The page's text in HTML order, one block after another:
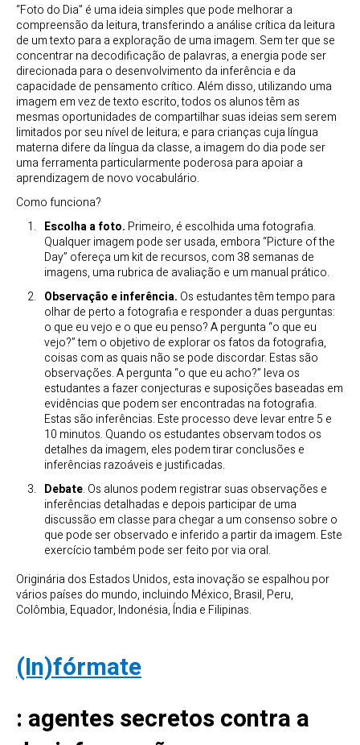
“Foto do Dia” é uma ideia simples que pode melhorar a
compreensão da leitura, transferindo a análise crítica da leitura
de um texto para a exploração de uma imagem. Sem ter que se
concentrar na decodificação de palavras, a energia pode ser
direcionada para o desenvolvimento da inferência e da
capacidade de pensamento crítico. Além disso, utilizando uma
imagem em vez de texto escrito, todos os alunos têm as
mesmas oportunidades de compartilhar suas ideias sem serem
limitados por seu nível de leitura; e para crianças cuja língua
materna difere da língua da classe, a imagem do dia pode ser
uma ferramenta particularmente poderosa para apoiar a
aprendizagem de novo vocabulário.
Como funciona?
Escolha a foto. Primeiro, é escolhida uma fotografia.
Qualquer imagem pode ser usada, embora “Picture of the
Day” ofereça um kit de recursos, com 38 semanas de
imagens, uma rubrica de avaliação e um manual prático.
Observação e inferência. Os estudantes têm tempo para
olhar de perto a fotografia e responder a duas perguntas:
o que eu vejo e o que eu penso? A pergunta “o que eu
vejo?” tem o objetivo de explorar os fatos da fotografia,
coisas com as quais não se pode discordar. Estas são
observações. A pergunta “o que eu acho?” leva os
estudantes a fazer conjecturas e suposições baseadas em
evidências que podem ser encontradas na fotografia.
Estas são inferências. Este processo deve levar entre 5 e
10 minutos. Quando os estudantes observam todos os
detalhes da imagem, eles podem tirar conclusões e
inferências razoáveis e justificadas.
Debate. Os alunos podem registrar suas observações e
inferências detalhadas e depois participar de uma
discussão em classe para chegar a um consenso sobre o
que pode ser observado e inferido a partir da imagem. Este
exercício também pode ser feito por via oral.
Originária dos Estados Unidos, esta inovação se espalhou por
vários países do mundo, incluindo México, Brasil, Peru,
Colômbia, Equador, Indonésia, Índia e Filipinas.
(In)fórmate
: agentes secretos contra a